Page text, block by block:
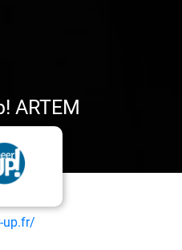
ARTEM
up.fr/